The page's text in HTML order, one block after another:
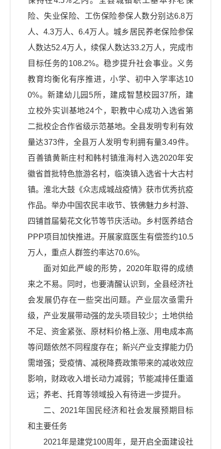
险、失业保险、工伤保险参保人数分别达6.8万
人、4.3万人、6.4万人。城乡居民养老保险参保
人数达52.4万人，续保人数达33.2万人，完成市
目标任务的108.2%。稳步提升社会事业。义务
教育均衡化有序推进，小学、初中入学率达10
0%。新建幼儿园5所，建成智慧校园37所，建
立校外实训基地24个，职教中心成功入选省第
二批校企合作省级示范基地。全县发明专利有效
量达373件，全县万人发明专利拥有量3.49件。
百善镇黄新庄村和韩村镇淮海村入选2020年安
徽省首批特色旅游名村，临涣镇入选省十大古村
镇。淮北大鼓《众志成城战疫情》获市优秀抗疫
作品。举办中国农民丰收节、铁佛魅力乡村游、
四铺首届菊花文化节等节庆活动。乡村医养结合
PPP项目加快推进。开展家庭医生有偿签约10.5
万人，重点人群签约率达70.6%。
面对如此严峻的形势，2020年取得的成绩
来之不易。同时，也要清醒认识到，全县经济社
会发展仍存在一些突出问题。产业层次亟需升
级，产业发展带动强的龙头项目较少；土地供给
不足、资金紧张、原材料价格上涨、用电成本高
等问题依然不同程度存在；新兴产业支撑能力仍
需增强；受疫情、减税降费政策带来的减收效应
影响，财政收入增长动力减弱；节能减排任重道
远；养老、托育等领域投入有待进一步提升。
二、2021年国民经济和社会发展预期目标
和主要任务
2021年是建党100周年，是开启全面建设社